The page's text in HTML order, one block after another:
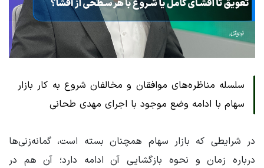
سلسله مناظره‌های موافقان و مخالفان شروع به کار بازار
سهام با ادامه وضع موجود با اجرای مهدی طحانی
در شرایطی که بازار سهام همچنان بسته است، گمانه‌زنی‌ها
درباره زمان و نحوه بازگشایی آن ادامه دارد؛ آن هم در